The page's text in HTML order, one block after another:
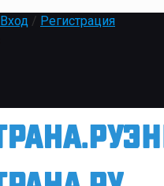
Вход / Регистрация